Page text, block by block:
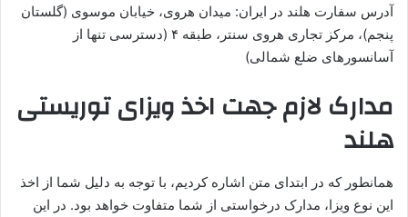
آدرس سفارت هلند در ایران: میدان هروی، خیابان موسوی (گلستان
پنجم)، مرکز تجاری هروی سنتر، طبقه ۴ (دسترسی تنها از
آسانسورهای ضلع شمالی)
مدارک لازم جهت اخذ ویزای توریستی
هلند
همانطور که در ابتدای متن اشاره کردیم، با توجه به دلیل شما از اخذ
این نوع ویزا، مدارک درخواستی از شما متفاوت خواهد بود. در این